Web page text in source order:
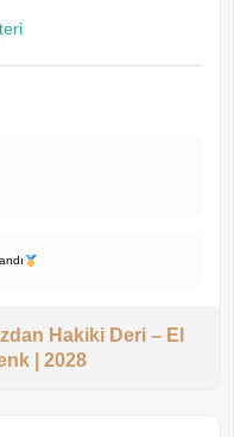
Hakiki Deri – El
| 2028